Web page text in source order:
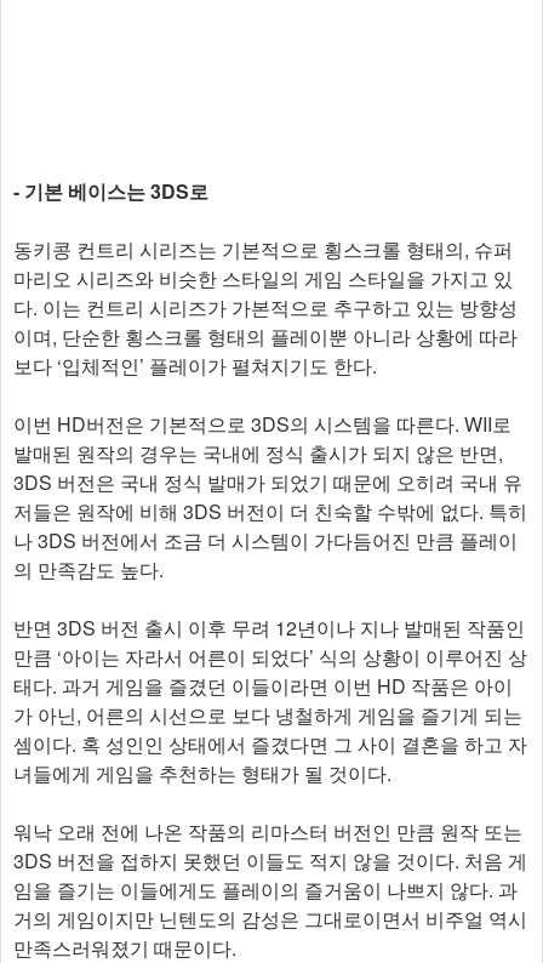
- 기본 베이스는 3DS로
동키콩 컨트리 시리즈는 기본적으로 횡스크롤 형태의, 슈퍼
마리오 시리즈와 비슷한 스타일의 게임 스타일을 가지고 있
다. 이는 컨트리 시리즈가 가본적으로 추구하고 있는 방향성
이며, 단순한 횡스크롤 형태의 플레이뿐 아니라 상황에 따라
보다 ‘입체적인’ 플레이가 펼쳐지기도 한다.
이번 HD버전은 기본적으로 3DS의 시스템을 따른다. WII로
발매된 원작의 경우는 국내에 정식 출시가 되지 않은 반면,
3DS 버전은 국내 정식 발매가 되었기 때문에 오히려 국내 유
저들은 원작에 비해 3DS 버전이 더 친숙할 수밖에 없다. 특히
나 3DS 버전에서 조금 더 시스템이 가다듬어진 만큼 플레이
의 만족감도 높다.
반면 3DS 버전 출시 이후 무려 12년이나 지나 발매된 작품인
만큼 ‘아이는 자라서 어른이 되었다’ 식의 상황이 이루어진 상
태다. 과거 게임을 즐겼던 이들이라면 이번 HD 작품은 아이
가 아닌, 어른의 시선으로 보다 냉철하게 게임을 즐기게 되는
셈이다. 혹 성인인 상태에서 즐겼다면 그 사이 결혼을 하고 자
녀들에게 게임을 추천하는 형태가 될 것이다.
워낙 오래 전에 나온 작품의 리마스터 버전인 만큼 원작 또는
3DS 버전을 접하지 못했던 이들도 적지 않을 것이다. 처음 게
임을 즐기는 이들에게도 플레이의 즐거움이 나쁘지 않다. 과
거의 게임이지만 닌텐도의 감성은 그대로이면서 비주얼 역시
만족스러워졌기 때문이다.